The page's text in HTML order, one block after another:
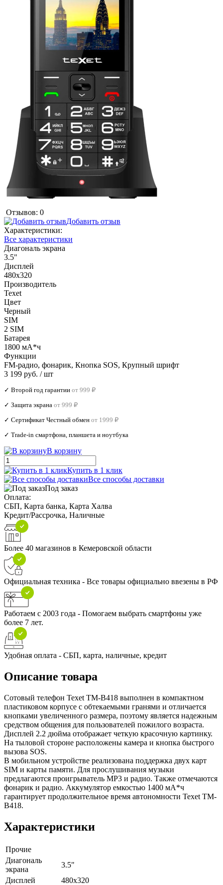
Отзывов: 0
Добавить отзыв
Характеристики:
Все характеристики
Диагональ экрана
3.5"
Дисплей
480х320
Производитель
Texet
Цвет
Черный
SIM
2 SIM
Батарея
1800 мА*ч
Функции
FM-радио, фонарик, Кнопка SOS, Крупный шрифт
3 199 руб. / шт
✓ Второй год гарантии от 999 ₽
✓ Защита экрана от 999 ₽
✓ Сертификат Честный обмен от 1999 ₽
✓ Trade‑in смартфона, планшета и ноутбука
В корзину
Купить в 1 клик
Все способы доставки
Под заказ
Оплата:
СБП, Карта банка, Карта Халва
Кредит/Рассрочка, Наличные
Более 40 магазинов в Кемеровской области
Официальная техника - Все товары официально ввезены в РФ
Работаем с 2003 года - Помогаем выбрать смартфоны уже
более 7 лет.
Удобная оплата - СБП, карта, наличные, кредит
Описание товара
Сотовый телефон Texet TM-B418 выполнен в компактном
пластиковом корпусе с обтекаемыми гранями и отличается
кнопками увеличенного размера, поэтому является надежным
средством общения для пользователей пожилого возраста.
Дисплей 2.2 дюйма отображает четкую красочную картинку.
На тыловой стороне расположены камера и кнопка быстрого
вызова SOS.
В мобильном устройстве реализована поддержка двух карт
SIM и карты памяти. Для прослушивания музыки
предлагаются проигрыватель MP3 и радио. Также отмечаются
фонарик и радио. Аккумулятор емкостью 1400 мА*ч
гарантирует продолжительное время автономности Texet TM-
B418.
Характеристики
Прочие
Диагональ
экрана
3.5"
Дисплей
480х320